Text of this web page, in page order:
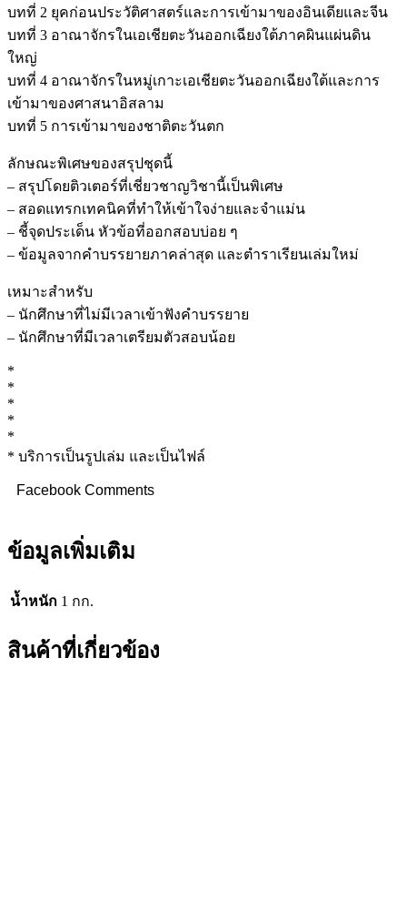
บทที่ 2 ยุคก่อนประวัติศาสตร์และการเข้ามาของอินเดียและจีน
บทที่ 3 อาณาจักรในเอเชียตะวันออกเฉียงใต้ภาคผินแผ่นดิน
ใหญ่
บทที่ 4 อาณาจักรในหมู่เกาะเอเชียตะวันออกเฉียงใต้และการ
เข้ามาของศาสนาอิสลาม
บทที่ 5 การเข้ามาของชาติตะวันตก
ลักษณะพิเศษของสรุปชุดนี้
– สรุปโดยติวเตอร์ที่เชี่ยวชาญวิชานี้เป็นพิเศษ
– สอดแทรกเทคนิคที่ทำให้เข้าใจง่ายและจำแม่น
– ชี้จุดประเด็น หัวข้อที่ออกสอบบ่อย ๆ
– ข้อมูลจากคำบรรยายภาคล่าสุด และตำราเรียนเล่มใหม่
เหมาะสำหรับ
– นักศึกษาที่ไม่มีเวลาเข้าฟังคำบรรยาย
– นักศึกษาที่มีเวลาเตรียมตัวสอบน้อย
*
*
*
*
*
* บริการเป็นรูปเล่ม และเป็นไฟล์
Facebook Comments
ข้อมูลเพิ่มเติม
น้ำหนัก 1 กก.
สินค้าที่เกี่ยวข้อง